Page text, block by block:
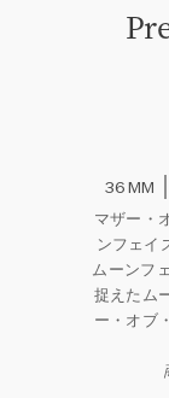
36 MM
マザー・
ンフェイ
ムーンフ
捉えたム
ー・オブ